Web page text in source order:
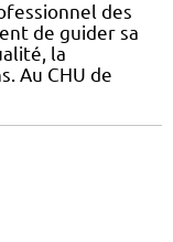
des
de guider sa
la
Au CHU de